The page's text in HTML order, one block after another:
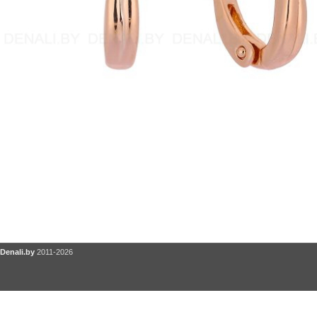
Denali.by 2011-2026